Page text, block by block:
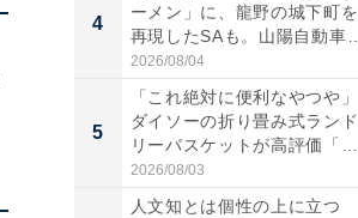
4
ーメン」に、龍野の城下町を
再現したSAも。山陽自動車
道...
2026/08/04
5
「これ絶対に便利なやつや」
ダイソーの折り畳み式ランド
リーバスケットが高評価「使
わ...
2026/08/03
人文知とは個性の上に立つ